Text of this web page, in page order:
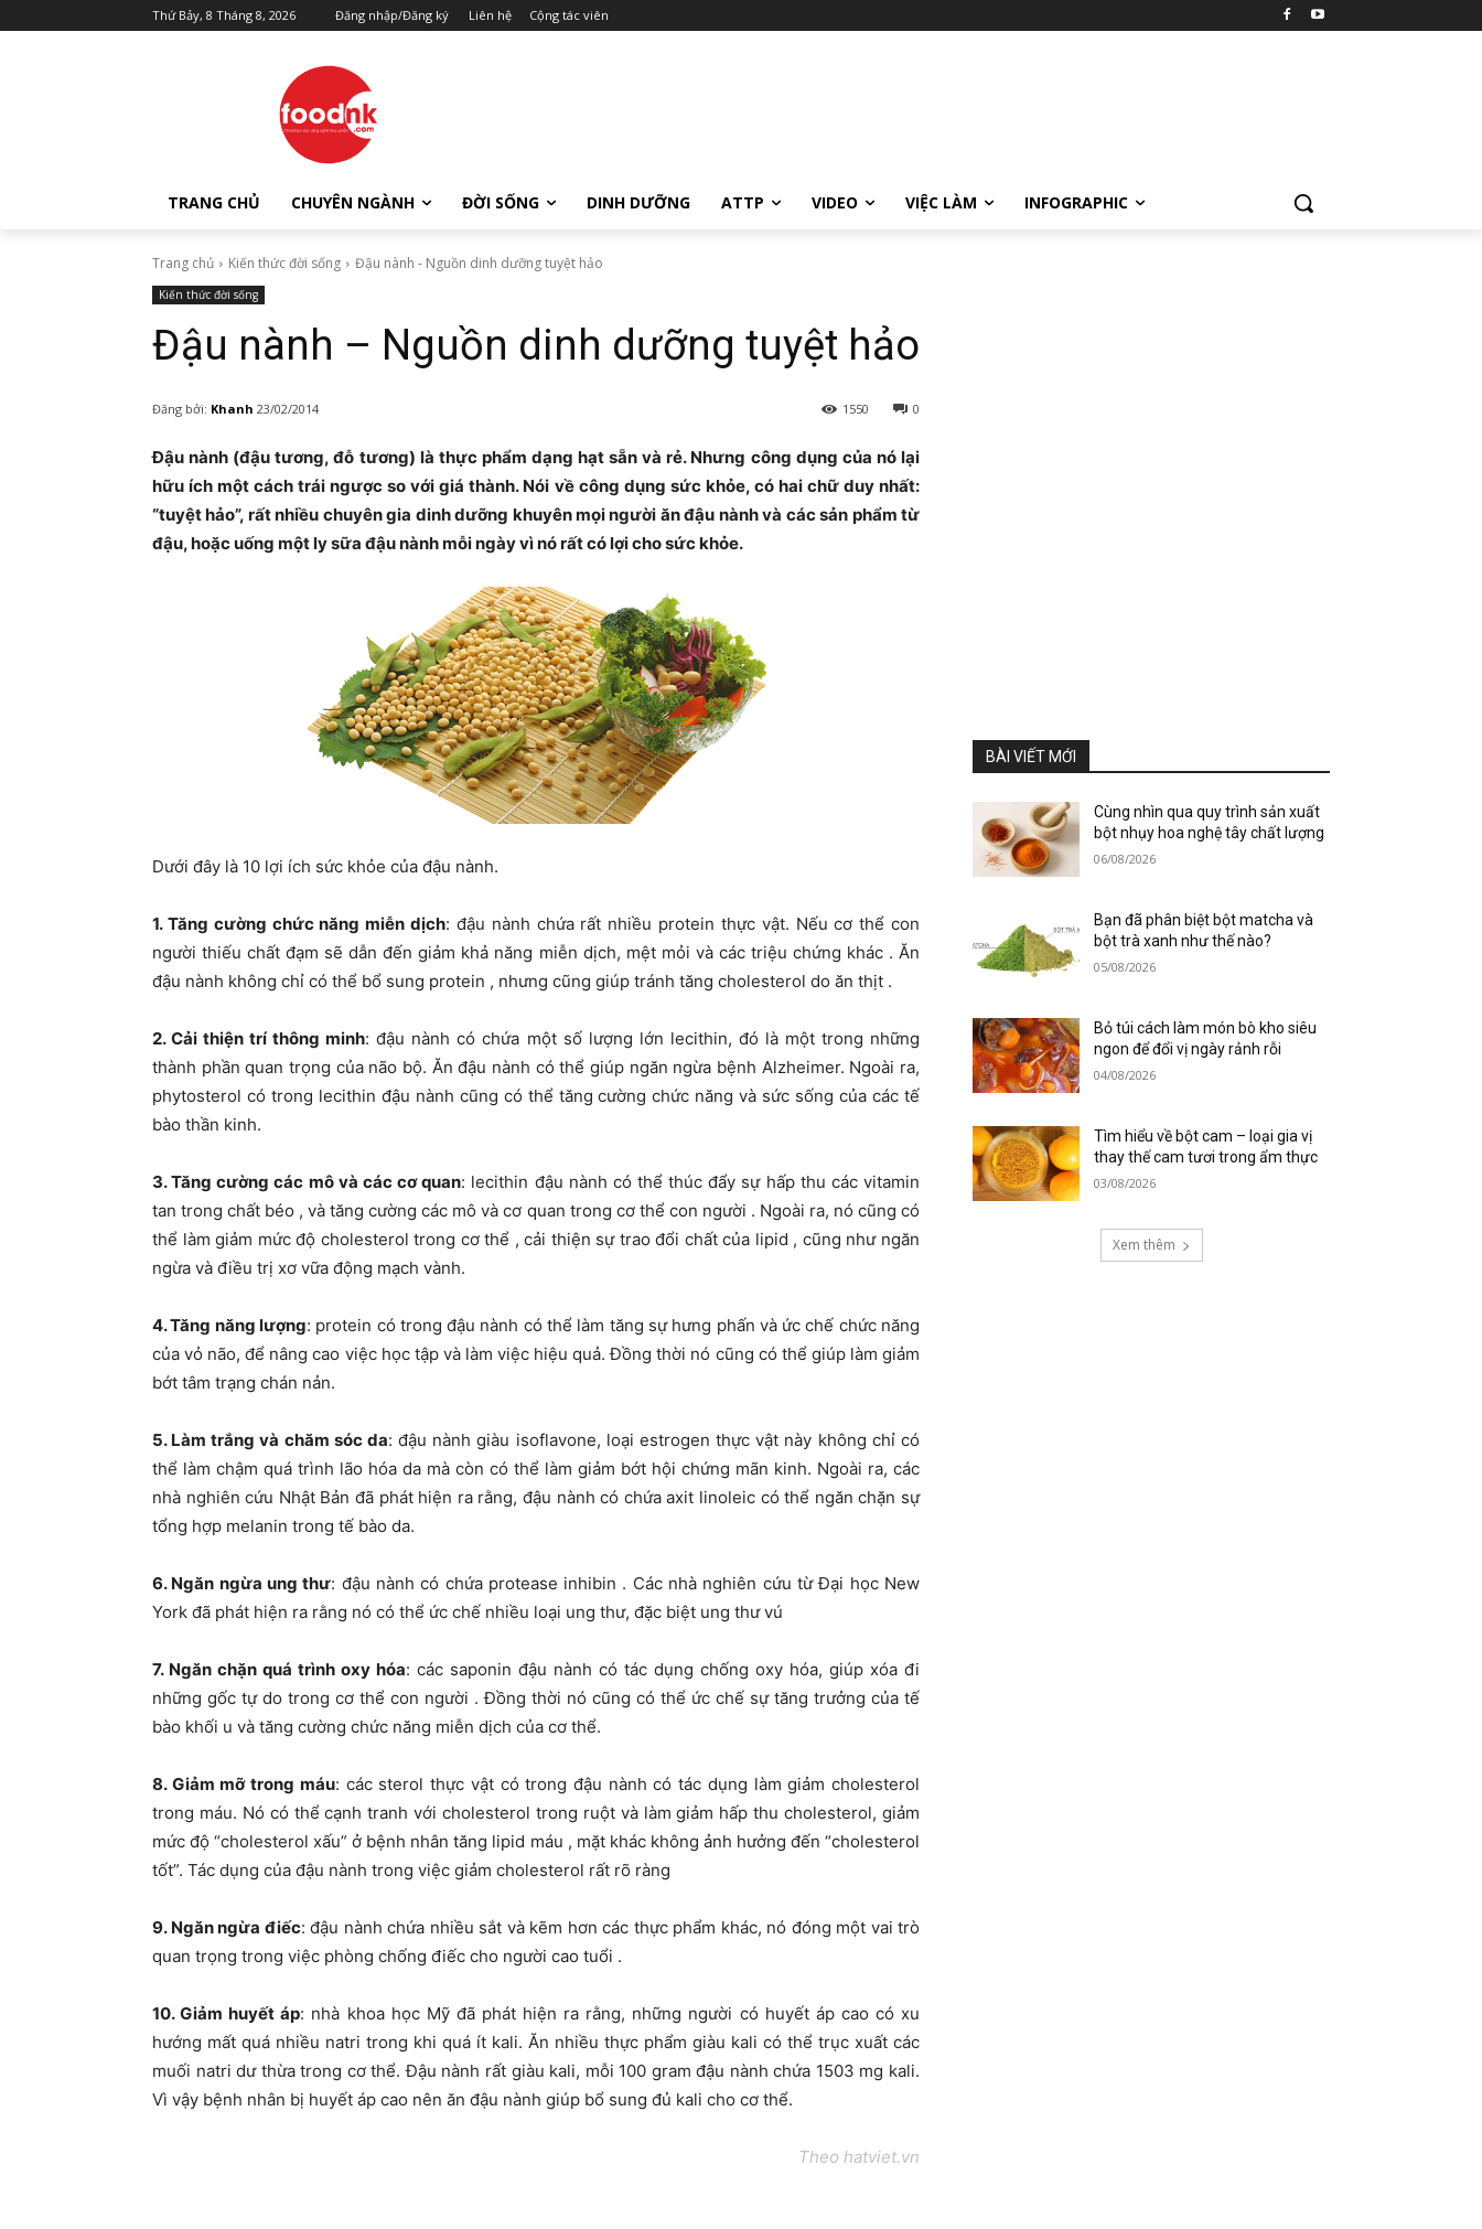
Thứ Bảy, 8 Tháng 8, 2026 Đăng nhập/Đăng ký Liên hệ Cộng tác viên
TRANG CHỦ CHUYÊN NGÀNH ĐỜI SỐNG DINH DƯỠNG ATTP VIDEO VIỆC LÀM INFOGRAPHIC
Trang chủ Kiến thức đời sống Đậu nành - Nguồn dinh dưỡng tuyệt hảo
Kiến thức đời sống
Đậu nành – Nguồn dinh dưỡng tuyệt hảo
Đăng bởi: Khanh 23/02/2014 0
1550
Ðậu nành (đậu tương, đỗ tương) là thực phẩm dạng hạt sẵn và rẻ. Nhưng công dụng của nó lại
hữu ích một cách trái ngược so với giá thành. Nói về công dụng sức khỏe, có hai chữ duy nhất:
“tuyệt hảo”, rất nhiều chuyên gia dinh dưỡng khuyên mọi người ăn đậu nành và các sản phẩm từ
đậu, hoặc uống một ly sữa đậu nành mỗi ngày vì nó rất có lợi cho sức khỏe.
Dưới đây là 10 lợi ích sức khỏe của đậu nành.
1. Tăng cường chức năng miễn dịch: đậu nành chứa rất nhiều protein thực vật. Nếu cơ thể con
người thiếu chất đạm sẽ dẫn đến giảm khả năng miễn dịch, mệt mỏi và các triệu chứng khác . Ăn
đậu nành không chỉ có thể bổ sung protein , nhưng cũng giúp tránh tăng cholesterol do ăn thịt .
2. Cải thiện trí thông minh: đậu nành có chứa một số lượng lớn lecithin, đó là một trong những
thành phần quan trọng của não bộ. Ăn đậu nành có thể giúp ngăn ngừa bệnh Alzheimer. Ngoài ra,
phytosterol có trong lecithin đậu nành cũng có thể tăng cường chức năng và sức sống của các tế
bào thần kinh.
3. Tăng cường các mô và các cơ quan: lecithin đậu nành có thể thúc đẩy sự hấp thu các vitamin
tan trong chất béo , và tăng cường các mô và cơ quan trong cơ thể con người . Ngoài ra, nó cũng có
thể làm giảm mức độ cholesterol trong cơ thể , cải thiện sự trao đổi chất của lipid , cũng như ngăn
ngừa và điều trị xơ vữa động mạch vành.
4. Tăng năng lượng: protein có trong đậu nành có thể làm tăng sự hưng phấn và ức chế chức năng
của vỏ não, để nâng cao việc học tập và làm việc hiệu quả. Đồng thời nó cũng có thể giúp làm giảm
bớt tâm trạng chán nản.
5. Làm trắng và chăm sóc da: đậu nành giàu isoflavone, loại estrogen thực vật này không chỉ có
thể làm chậm quá trình lão hóa da mà còn có thể làm giảm bớt hội chứng mãn kinh. Ngoài ra, các
nhà nghiên cứu Nhật Bản đã phát hiện ra rằng, đậu nành có chứa axit linoleic có thể ngăn chặn sự
tổng hợp melanin trong tế bào da.
6. Ngăn ngừa ung thư: đậu nành có chứa protease inhibin . Các nhà nghiên cứu từ Đại học New
York đã phát hiện ra rằng nó có thể ức chế nhiều loại ung thư, đặc biệt ung thư vú
7. Ngăn chặn quá trình oxy hóa: các saponin đậu nành có tác dụng chống oxy hóa, giúp xóa đi
những gốc tự do trong cơ thể con người . Đồng thời nó cũng có thể ức chế sự tăng trưởng của tế
bào khối u và tăng cường chức năng miễn dịch của cơ thể.
8. Giảm mỡ trong máu: các sterol thực vật có trong đậu nành có tác dụng làm giảm cholesterol
trong máu. Nó có thể cạnh tranh với cholesterol trong ruột và làm giảm hấp thu cholesterol, giảm
mức độ “cholesterol xấu” ở bệnh nhân tăng lipid máu , mặt khác không ảnh hưởng đến “cholesterol
tốt”. Tác dụng của đậu nành trong việc giảm cholesterol rất rõ ràng
9. Ngăn ngừa điếc: đậu nành chứa nhiều sắt và kẽm hơn các thực phẩm khác, nó đóng một vai trò
quan trọng trong việc phòng chống điếc cho người cao tuổi .
10. Giảm huyết áp: nhà khoa học Mỹ đã phát hiện ra rằng, những người có huyết áp cao có xu
hướng mất quá nhiều natri trong khi quá ít kali. Ăn nhiều thực phẩm giàu kali có thể trục xuất các
muối natri dư thừa trong cơ thể. Đậu nành rất giàu kali, mỗi 100 gram đậu nành chứa 1503 mg kali.
Vì vậy bệnh nhân bị huyết áp cao nên ăn đậu nành giúp bổ sung đủ kali cho cơ thể.
Theo hatviet.vn
BÀI VIẾT MỚI
Cùng nhìn qua quy trình sản xuất
bột nhụy hoa nghệ tây chất lượng
06/08/2026
Bạn đã phân biệt bột matcha và
bột trà xanh như thế nào?
05/08/2026
Bỏ túi cách làm món bò kho siêu
ngon để đổi vị ngày rảnh rỗi
04/08/2026
Tìm hiểu về bột cam – loại gia vị
thay thế cam tươi trong ẩm thực
03/08/2026
Xem thêm